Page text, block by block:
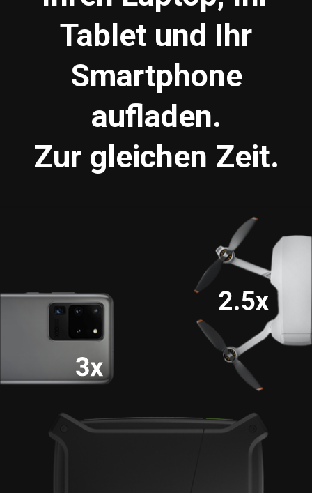
Tablet und Ihr
Smartphone
aufladen.
Zur gleichen Zeit.